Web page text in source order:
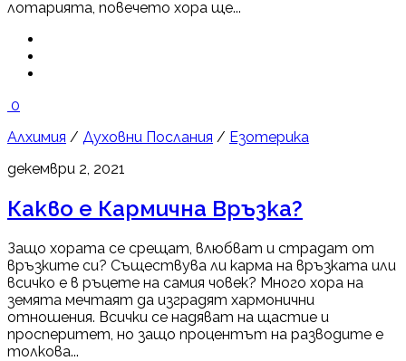
лотарията, повечето хора ще...
0
Алхимия / Духовни Послания / Езотерика
декември 2, 2021
Какво е Кармична Връзка?
Защо хората се срещат, влюбват и страдат от
връзките си? Съществува ли карма на връзката или
всичко е в ръцете на самия човек? Много хора на
земята мечтаят да изградят хармонични
отношения. Всички се надяват на щастие и
просперитет, но защо процентът на разводите е
толкова...